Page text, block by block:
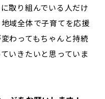
取り組んでいる人だけ
域全体で子育てを応援
わってもちゃんと持続
いきたいと思っていま